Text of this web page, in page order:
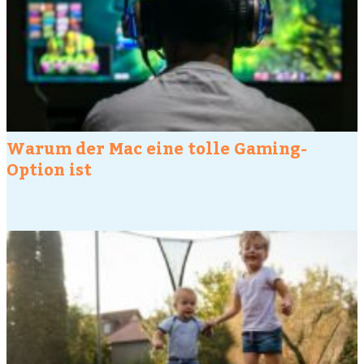
Warum der Mac eine tolle Gaming-
Option ist